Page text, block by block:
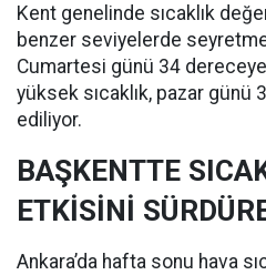
Kent genelinde sıcaklık
benzer seviyelerde
Cumartesi günü 34
yüksek sıcaklık, pazar günü
ediliyor.
BAŞKENTTE
ETKİSİNİ
Ankara’da hafta sonu hava